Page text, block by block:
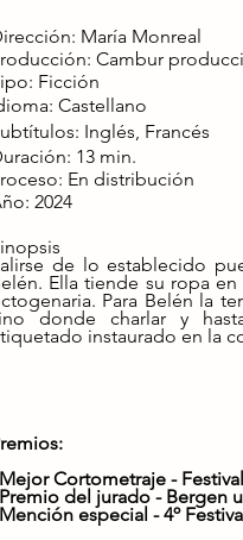
María Monreal
Cambur
Ficción
Castellano
Inglés, Francés
13 min.
En distribución
2024
de lo establecido
Ella tiende su ropa
Para Belén la
donde charlar y
instaurado en la
Mejor Cortometraje -
Premio del jurado - Bergen
Mención especial - 4º